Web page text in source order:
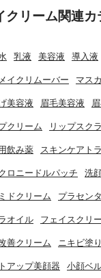
クリーム関連
乳液 美容液 導入液
イクリムーバー マス
美容液 眉毛美容液
クリーム リップスク
飲み薬 スキンケアト
ロニードルパッチ 洗
ドクリーム プラセン
オイル フェイスクリ
善クリーム ニキビ塗
アップ美顔器 小顔ベ